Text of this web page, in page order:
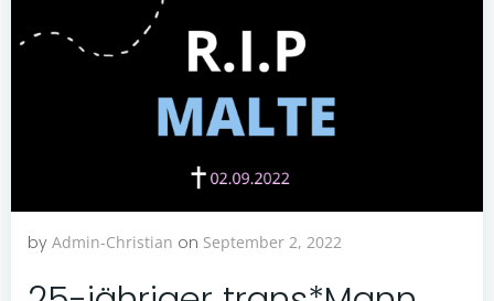
by Admin-Christian on September 2, 2022